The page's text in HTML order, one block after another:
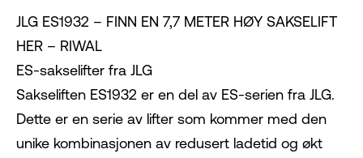
JLG ES1932 – FINN EN 7,7 METER HØY SAKSELIFT
HER – RIWAL
ES-sakselifter fra JLG
Sakseliften ES1932 er en del av ES-serien fra JLG.
Dette er en serie av lifter som kommer med den
unike kombinasjonen av redusert ladetid og økt